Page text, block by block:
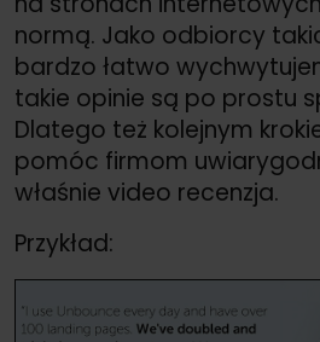
normą. Jako odbiorcy
bardzo łatwo
takie opinie są po prostu
Dlatego też kolejnym
pomóc firmom
właśnie video recenzja.
Przykład: